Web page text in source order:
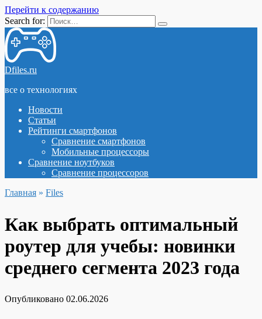
Перейти к содержанию
Search for:
Dfiles.ru
все о технологиях
Новости
Статьи
Рейтинги смартфонов
Сравнение смартфонов
Мобильные процессоры
Сравнение ноутбуков
Сравнение процессоров
Главная » Files
Как выбрать оптимальный
роутер для учебы: новинки
среднего сегмента 2023 года
Опубликовано 02.06.2026